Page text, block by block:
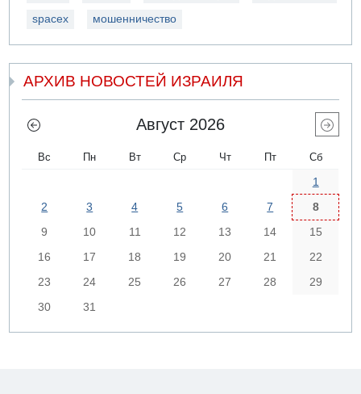
spacex мошенничество
АРХИВ НОВОСТЕЙ ИЗРАИЛЯ
Август 2026
Вс Пн Вт Ср Чт Пт Сб
1
2
3 4 5 6 7
8
9
10 11 12 13 14
15
16
17 18 19 20 21
22
23
24 25 26 27 28
29
30
31